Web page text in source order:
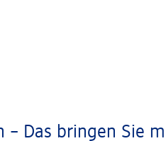
– Das bringen Sie